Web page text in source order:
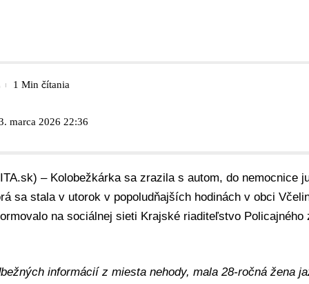
marca 2026 22:36
1 Min čítania
– Kolobežkárka sa zrazila s autom, do nemocnice
sa stala v utorok v popoludňajších hodinách v obci
na sociálnej sieti Krajské riaditeľstvo Policajného
informácií z miesta nehody, mala 28-ročná žena